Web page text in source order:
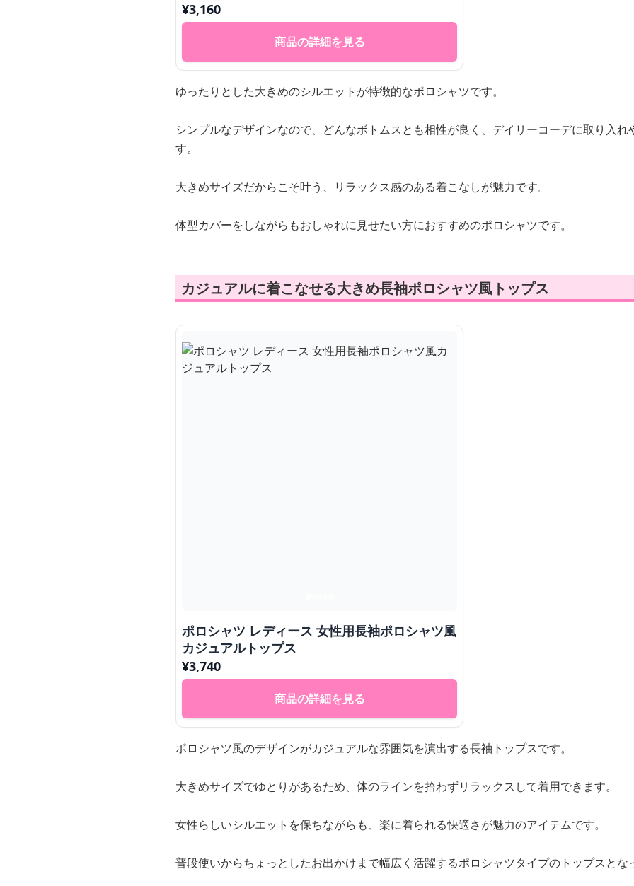
¥3,160
商品の詳細を見る
ゆったりとした大きめのシルエットが特徴的なポロシャツです。
シンプルなデザインなので、どんなボトムスとも相性が良く、デイリーコーデに取り入れ
す。
大きめサイズだからこそ叶う、リラックス感のある着こなしが魅力です。
体型カバーをしながらもおしゃれに見せたい方におすすめのポロシャツです。
カジュアルに着こなせる大きめ長袖ポロシャツ風トップス
ポロシャツ レディース 女性用長袖ポロシャツ風
カジュアルトップス
¥3,740
商品の詳細を見る
ポロシャツ風のデザインがカジュアルな雰囲気を演出する長袖トップスです。
大きめサイズでゆとりがあるため、体のラインを拾わずリラックスして着用できます。
女性らしいシルエットを保ちながらも、楽に着られる快適さが魅力のアイテムです。
普段使いからちょっとしたお出かけまで幅広く活躍するポロシャツタイプのトップスとな